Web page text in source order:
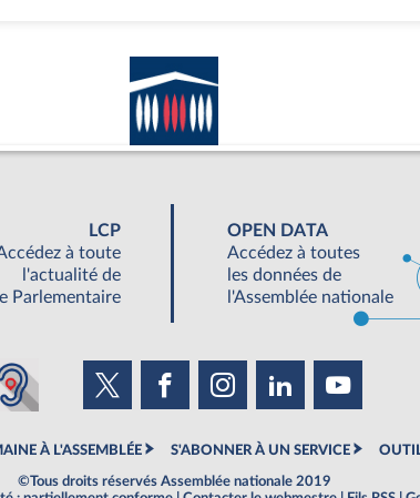
LCP
à toute
l'actualité de
Parlementaire
OPEN DATA
Accédez à toutes
les données de
l'Assemblée nationale
À L'ASSEMBLÉE S'ABONNER À UN SERVICE
©Tous droits réservés Assemblée nationale 2019